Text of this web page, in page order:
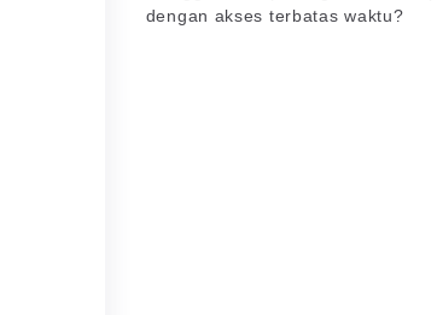
dengan akses terbatas waktu?